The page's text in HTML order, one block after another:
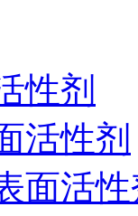
性剂
活性剂
面活